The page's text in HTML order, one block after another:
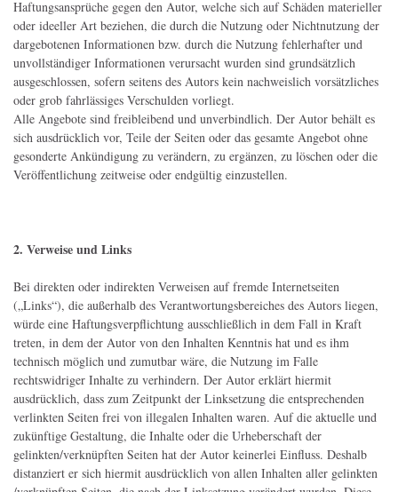
Haftungsansprüche gegen den Autor, welche sich auf Schäden materieller
oder ideeller Art beziehen, die durch die Nutzung oder Nichtnutzung der
dargebotenen Informationen bzw. durch die Nutzung fehlerhafter und
unvollständiger Informationen verursacht wurden sind grundsätzlich
ausgeschlossen, sofern seitens des Autors kein nachweislich vorsätzliches
oder grob fahrlässiges Verschulden vorliegt.
Alle Angebote sind freibleibend und unverbindlich. Der Autor behält es
sich ausdrücklich vor, Teile der Seiten oder das gesamte Angebot ohne
gesonderte Ankündigung zu verändern, zu ergänzen, zu löschen oder die
Veröffentlichung zeitweise oder endgültig einzustellen.
2. Verweise und Links
Bei direkten oder indirekten Verweisen auf fremde Internetseiten
(„Links“), die außerhalb des Verantwortungsbereiches des Autors liegen,
würde eine Haftungsverpflichtung ausschließlich in dem Fall in Kraft
treten, in dem der Autor von den Inhalten Kenntnis hat und es ihm
technisch möglich und zumutbar wäre, die Nutzung im Falle
rechtswidriger Inhalte zu verhindern. Der Autor erklärt hiermit
ausdrücklich, dass zum Zeitpunkt der Linksetzung die entsprechenden
verlinkten Seiten frei von illegalen Inhalten waren. Auf die aktuelle und
zukünftige Gestaltung, die Inhalte oder die Urheberschaft der
gelinkten/verknüpften Seiten hat der Autor keinerlei Einfluss. Deshalb
distanziert er sich hiermit ausdrücklich von allen Inhalten aller gelinkten